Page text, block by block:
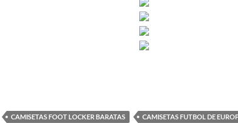
CAMISETAS FOOT LOCKER BARATAS
CAMISETAS FUTBOL DE